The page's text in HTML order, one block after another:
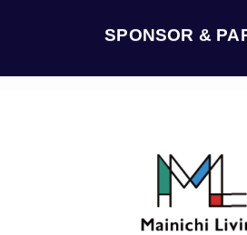
SPONSOR &